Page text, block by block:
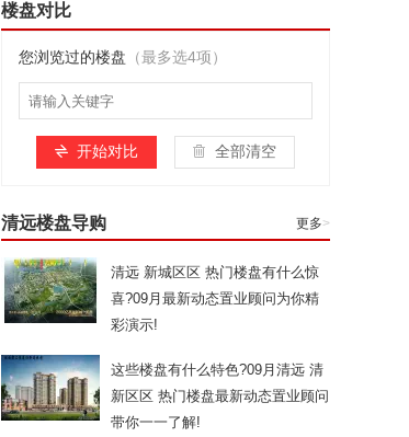
楼盘对比
您浏览过的楼盘 （最多选4项）
开始对比 全部清空
清远楼盘导购 更多>
清远 新城区区 热门楼盘有什么惊
喜?09月最新动态置业顾问为你精
彩演示!
这些楼盘有什么特色?09月清远 清
新区区 热门楼盘最新动态置业顾问
带你一一了解!